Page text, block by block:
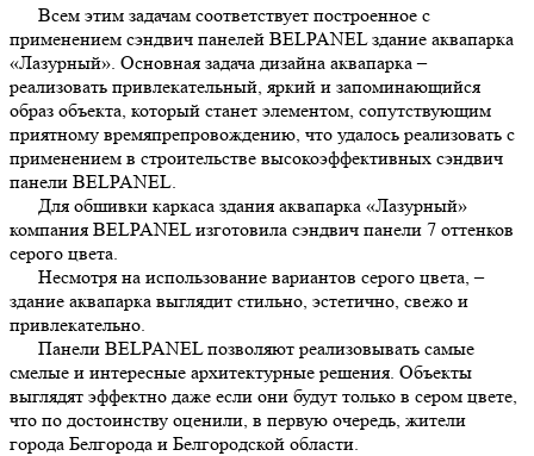
Всем этим задачам соответствует построенное с
применением сэндвич панелей BELPANEL здание аквапарка
«Лазурный». Основная задача дизайна аквапарка –
реализовать привлекательный, яркий и запоминающийся
образ объекта, который станет элементом, сопутствующим
приятному времяпрепровождению, что удалось реализовать с
применением в строительстве высокоэффективных сэндвич
панели BELPANEL.
Для обшивки каркаса здания аквапарка «Лазурный»
компания BELPANEL изготовила сэндвич панели 7 оттенков
серого цвета.
Несмотря на использование вариантов серого цвета, –
здание аквапарка выглядит стильно, эстетично, свежо и
привлекательно.
Панели BELPANEL позволяют реализовывать самые
смелые и интересные архитектурные решения. Объекты
выглядят эффектно даже если они будут только в сером цвете,
что по достоинству оценили, в первую очередь, жители
города Белгорода и Белгородской области.